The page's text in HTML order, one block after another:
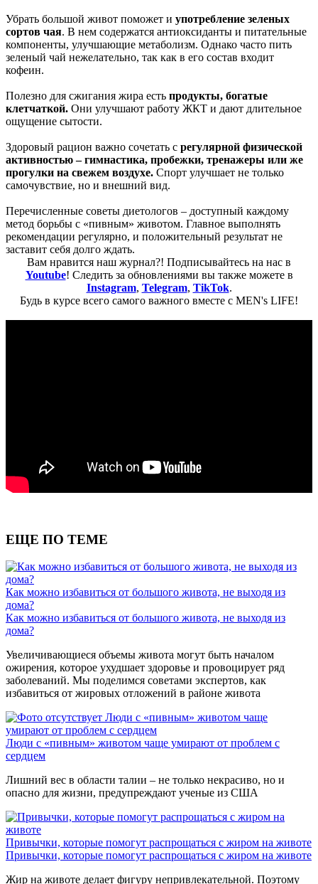
Убрать большой живот поможет и употребление зеленых
сортов чая. В нем содержатся антиоксиданты и питательные
компоненты, улучшающие метаболизм. Однако часто пить
зеленый чай нежелательно, так как в его состав входит
кофеин.
Полезно для сжигания жира есть продукты, богатые
клетчаткой. Они улучшают работу ЖКТ и дают длительное
ощущение сытости.
Здоровый рацион важно сочетать с регулярной физической
активностью – гимнастика, пробежки, тренажеры или же
прогулки на свежем воздухе. Спорт улучшает не только
самочувствие, но и внешний вид.
Перечисленные советы диетологов – доступный каждому
метод борьбы с «пивным» животом. Главное выполнять
рекомендации регулярно, и положительный результат не
заставит себя долго ждать.
Вам нравится наш журнал?! Подписывайтесь на нас в
Youtube! Следить за обновлениями вы также можете в
Instagram, Telegram, TikTok.
Будь в курсе всего самого важного вместе с MEN's LIFE!
ЕЩЕ ПО ТЕМЕ
Как можно избавиться от большого живота, не выходя из
дома?
Как можно избавиться от большого живота, не выходя из
дома?
Увеличивающиеся объемы живота могут быть началом
ожирения, которое ухудшает здоровье и провоцирует ряд
заболеваний. Мы поделимся советами экспертов, как
избавиться от жировых отложений в районе живота
Люди с «пивным» животом чаще
умирают от проблем с сердцем
Люди с «пивным» животом чаще умирают от проблем с
сердцем
Лишний вес в области талии – не только некрасиво, но и
опасно для жизни, предупреждают ученые из США
Привычки, которые помогут распрощаться с жиром на животе
Привычки, которые помогут распрощаться с жиром на животе
Жир на животе делает фигуру непривлекательной. Поэтому